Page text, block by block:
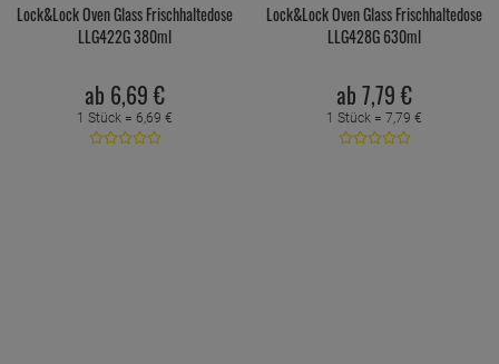
Lock&Lock Oven Glass Frischhaltedose
LLG422G 380ml
ab 6,69 €
1 Stück = 6,69 €
Lock&Lock Oven Glass Frischhaltedose
LLG428G 630ml
ab 7,79 €
1 Stück = 7,79 €